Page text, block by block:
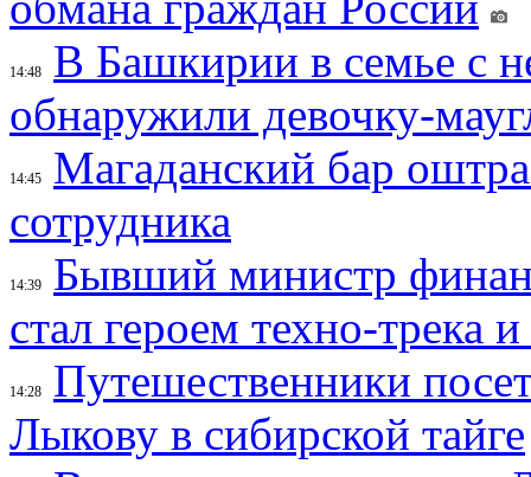
14:48
В Башкирии в семье с
обнаружили девочку-
14:45
Магаданский бар
сотрудника
14:39
Бывший министр
стал героем техно-трека
14:28
Путешественники
Лыкову в сибирской тайге